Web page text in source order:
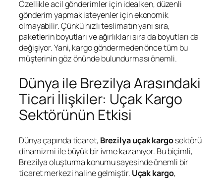
Özellikle acil gönderimler için idealken, düzenli
gönderim yapmak isteyenler için ekonomik
olmayabilir. Çünkü hızlı teslimatın yanı sıra,
paketlerin boyutları ve ağırlıkları sıra da boyutları da
değişiyor. Yani, kargo göndermeden önce tüm bu
müşterinin göz önünde bulundurması önemli.
Dünya ile Brezilya Arasındaki
Ticari İlişkiler: Uçak Kargo
Sektörünün Etkisi
Dünya çapında ticaret, Brezilya uçak kargosektörü
dinamizmi ile büyük bir ivme kazanıyor. Bu biçimli,
Brezilya oluşturma konumu sayesinde önemli bir
ticaret merkezi haline gelmiştir. Uçak kargo,